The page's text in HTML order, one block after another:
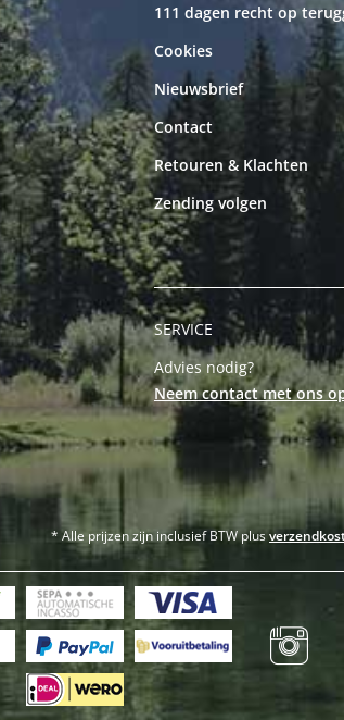
111 dagen recht op
Cookies
Nieuwsbrief
Contact
Retouren & Klachten
Zending volgen
SERVICE
Advies nodig?
Neem contact met ons
* Alle prijzen zijn inclusief BTW plus